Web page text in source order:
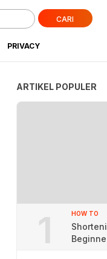
CARI
PRIVACY
ARTIKEL POPULER
1 HOW TO